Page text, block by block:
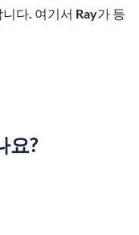
다. 여기서 Ray가 등
요?